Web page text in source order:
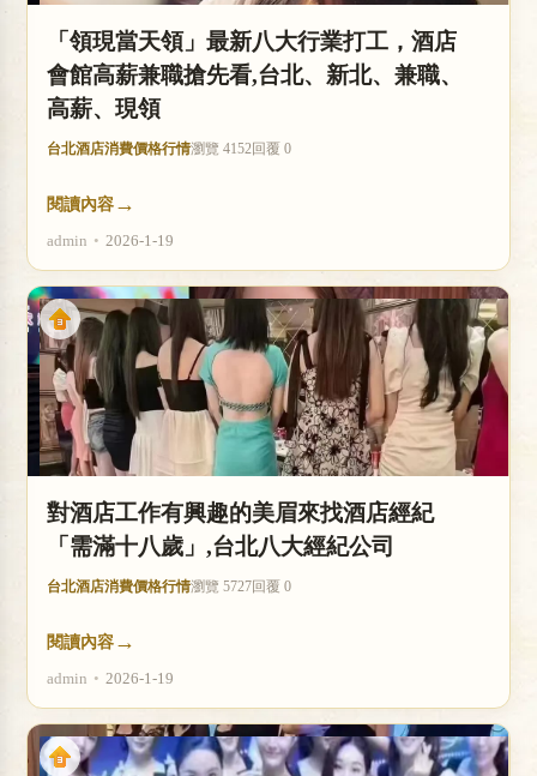
「領現當天領」最新八大行業打工，酒店
會館高薪兼職搶先看,台北、新北、兼職、
高薪、現領
台北酒店消費價格行情瀏覽 4152回覆 0
閱讀內容 →
admin • 2026-1-19
對酒店工作有興趣的美眉來找酒店經紀
「需滿十八歲」,台北八大經紀公司
台北酒店消費價格行情瀏覽 5727回覆 0
閱讀內容 →
admin • 2026-1-19